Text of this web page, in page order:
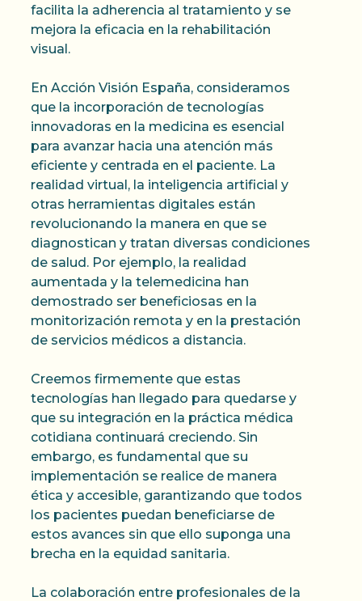
facilita la adherencia al tratamiento y se
mejora la eficacia en la rehabilitación
visual.​
En Acción Visión España, consideramos
que la incorporación de tecnologías
innovadoras en la medicina es esencial
para avanzar hacia una atención más
eficiente y centrada en el paciente. La
realidad virtual, la inteligencia artificial y
otras herramientas digitales están
revolucionando la manera en que se
diagnostican y tratan diversas condiciones
de salud. Por ejemplo, la realidad
aumentada y la telemedicina han
demostrado ser beneficiosas en la
monitorización remota y en la prestación
de servicios médicos a distancia.
Creemos firmemente que estas
tecnologías han llegado para quedarse y
que su integración en la práctica médica
cotidiana continuará creciendo. Sin
embargo, es fundamental que su
implementación se realice de manera
ética y accesible, garantizando que todos
los pacientes puedan beneficiarse de
estos avances sin que ello suponga una
brecha en la equidad sanitaria.​
La colaboración entre profesionales de la